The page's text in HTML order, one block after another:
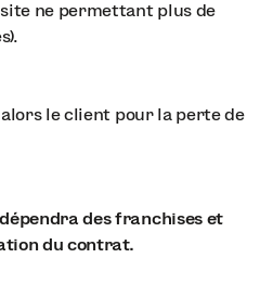
ne permettant plus de
alors le client pour la perte de
des franchises et
du contrat.